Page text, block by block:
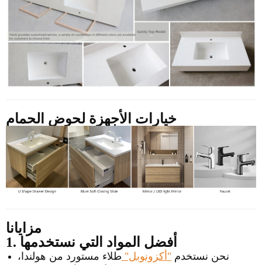
خيارات الأجهزة لحوض الحمام
مزايانا
1. أفضل المواد التي نستخدمها
نحن نستخدم "أكزونوبل" طلاء مستورد من هولندا،